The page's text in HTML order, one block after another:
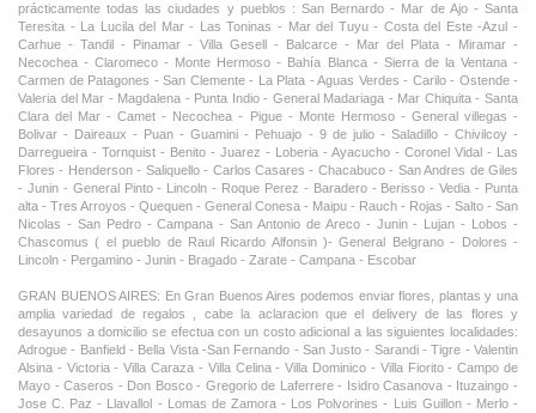
prácticamente todas las ciudades y pueblos : San Bernardo - Mar de Ajo - Santa
Teresita - La Lucila del Mar - Las Toninas - Mar del Tuyu - Costa del Este -Azul -
Carhue - Tandil - Pinamar - Villa Gesell - Balcarce - Mar del Plata - Miramar -
Necochea - Claromeco - Monte Hermoso - Bahía Blanca - Sierra de la Ventana -
Carmen de Patagones - San Clemente - La Plata - Aguas Verdes - Carilo - Ostende -
Valeria del Mar - Magdalena - Punta Indio - General Madariaga - Mar Chiquita - Santa
Clara del Mar - Camet - Necochea - Pigue - Monte Hermoso - General villegas -
Bolivar - Daireaux - Puan - Guamini - Pehuajo - 9 de julio - Saladillo - Chivilcoy -
Darregueira - Tornquist - Benito - Juarez - Loberia - Ayacucho - Coronel Vidal - Las
Flores - Henderson - Saliquello - Carlos Casares - Chacabuco - San Andres de Giles
- Junin - General Pinto - Lincoln - Roque Perez - Baradero - Berisso - Vedia - Punta
alta - Tres Arroyos - Quequen - General Conesa - Maipu - Rauch - Rojas - Salto - San
Nicolas - San Pedro - Campana - San Antonio de Areco - Junin - Lujan - Lobos -
Chascomus ( el pueblo de Raul Ricardo Alfonsin )- General Belgrano - Dolores -
Lincoln - Pergamino - Junin - Bragado - Zarate - Campana - Escobar
GRAN BUENOS AIRES: En Gran Buenos Aires podemos enviar flores, plantas y una
amplia variedad de regalos , cabe la aclaracion que el delivery de las flores y
desayunos a domicilio se efectua con un costo adicional a las siguientes localidades:
Adrogue - Banfield - Bella Vista -San Fernando - San Justo - Sarandi - Tigre - Valentin
Alsina - Victoria - Villa Caraza - Villa Celina - Villa Dominico - Villa Fiorito - Campo de
Mayo - Caseros - Don Bosco - Gregorio de Laferrere - Isidro Casanova - Ituzaingo -
Jose C. Paz - Llavallol - Lomas de Zamora - Los Polvorines - Luis Guillon - Merlo -